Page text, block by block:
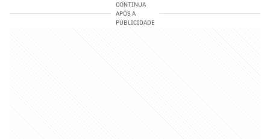
CONTINUA
APÓS A
PUBLICIDADE